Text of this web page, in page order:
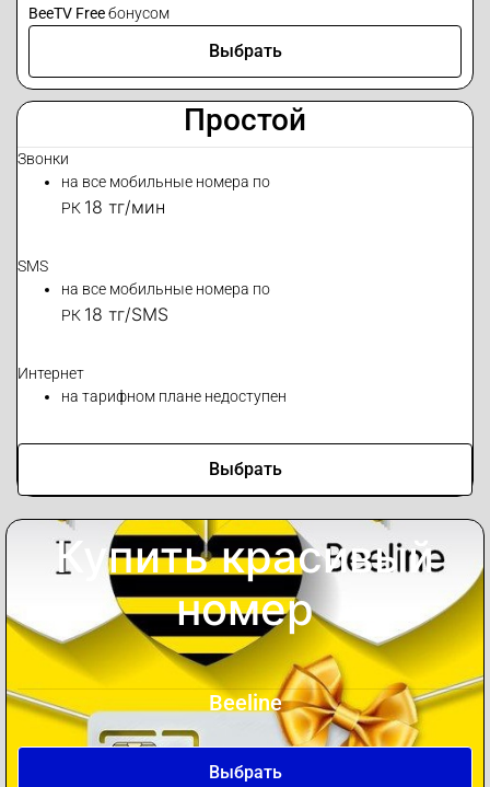
BeeTV Freeбонусом
Выбрать
Простой
Звонки
на все мобильные номера по
РК 18 тг/мин
SMS
на все мобильные номера по
РК 18 тг/SMS
Интернет
на тарифном плане недоступен
Выбрать
Купить красивый
номер
Beeline
Выбрать